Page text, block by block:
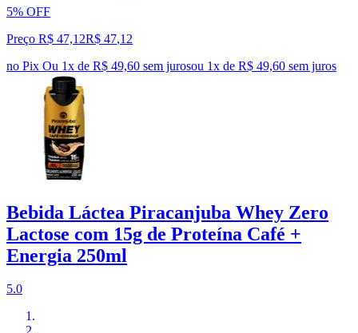
5% OFF
Preço R$ 47,12R$ 47,12
no Pix Ou 1x de R$ 49,60 sem jurosou 1x de R$ 49,60 sem juros
Bebida Láctea Piracanjuba Whey Zero
Lactose com 15g de Proteína Café +
Energia 250ml
5.0